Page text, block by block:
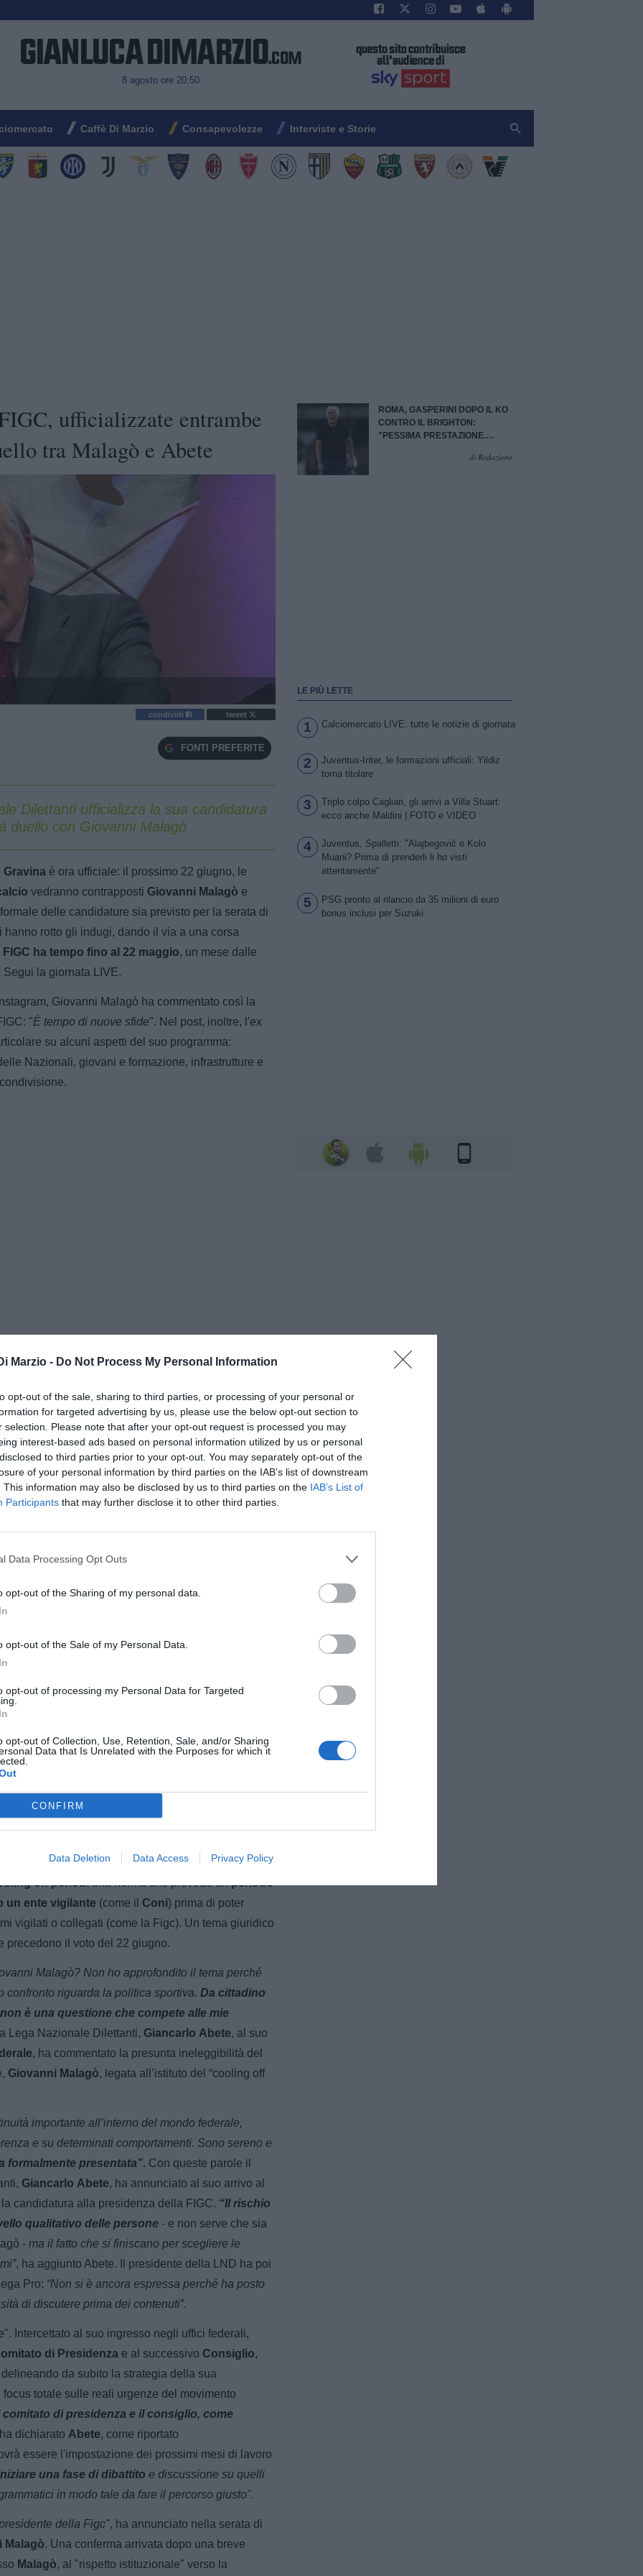
Marzio - Do Not Process My Personal Information
opt-out of the sale, sharing to third parties, or processing of your personal or
for targeted advertising by us, please use the below opt-out section to
selection. Please note that after your opt-out request is processed you may
interest-based ads based on personal information utilized by us or personal
to third parties prior to your opt-out. You may separately opt-out of the
of your personal information by third parties on the IAB’s list of downstream
This information may also be disclosed by us to third parties on the IAB’s List of
Participants that may further disclose it to other third parties.
Data Processing Opt Outs
opt-out of the Sharing of my personal data.
opt-out of the Sale of my Personal Data.
opt-out of processing my Personal Data for Targeted
opt-out of Collection, Use, Retention, Sale, and/or Sharing
Data that Is Unrelated with the Purposes for which it
CONFIRM
Data Deletion Data Access Privacy Policy
8 agosto ore 20:50
Caffè Di Marzio Consapevolezze Interviste e Storie
ufficializzate entrambe
tra Malagò e Abete
condividi tweet
FONTI PREFERITE
Dilettanti ufficializza la sua candidatura
duello con Giovanni Malagò
Gravina è ora ufficiale: il prossimo 22 giugno, le
vedranno contrapposti Giovanni Malagò e
delle candidature sia previsto per la serata di
rotto gli indugi, dando il via a una corsa
FIGC ha tempo fino al 22 maggio, un mese dalle
Segui la giornata LIVE.
Giovanni Malagò ha commentato così la
"È tempo di nuove sfide". Nel post, inoltre, l'ex
su alcuni aspetti del suo programma:
Nazionali, giovani e formazione, infrastrutture e
così dopo aver presentato la sua candidatura alla
forti, lavoro sui contenuti e sulla tutela delle
sereno e fiducioso
depositati anche i programmi che verranno resi
le candidature il 22 maggio.
I detrattori della sua candidatura hanno
off period: una norma che prevede unperiodo
un ente vigilante (come il Coni) prima di poter
vigilati o collegati (come la Figc). Un tema giuridico
precedono il voto del 22 giugno.
Malagò? Non ho approfondito il tema perché
confronto riguarda la politica sportiva. Da cittadino
è una questione che compete alle mie
Lega Nazionale Dilettanti, Giancarlo Abete, al suo
, ha commentato la presunta ineleggibilità del
Giovanni Malagò, legata all’istituto del “cooling off
importante all’interno del mondo federale,
e su determinati comportamenti. Sono sereno e
formalmente presentata”. Con queste parole il
Giancarlo Abete, ha annunciato al suo arrivo al
candidatura alla presidenza della FIGC. “Il rischio
qualitativo delle persone - e non serve che sia
- ma il fatto che si finiscano per scegliere le
, ha aggiunto Abete. Il presidente della LND ha poi
Pro: “Non si è ancora espressa perché ha posto
di discutere prima dei contenuti”.
Intercettato al suo ingresso negli uffici federali,
di Presidenza e al successivo Consiglio,
da subito la strategia della sua
totale sulle reali urgenze del movimento
di presidenza e il consiglio, come
dichiarato Abete, come riportato
essere l'impostazione dei prossimi mesi di lavoro
una fase di dibattito e discussione su quelli
in modo tale da fare il percorso giusto".
della Figc", ha annunciato nella serata di
Malagò. Una conferma arrivata dopo una breve
Malagò, al "rispetto istituzionale" verso la
ROMA, GASPERINI DOPO IL KO
CONTRO IL BRIGHTON:
"PESSIMA PRESTAZIONE.
di Redazione
LE PIÙ LETTE
1 Calciomercato LIVE: tutte le notizie di giornata
2
Juventus-Inter, le formazioni ufficiali: Yildiz
torna titolare
3
Triplo colpo Cagliari, gli arrivi a Villa Stuart:
ecco anche Maldini | FOTO e VIDEO
4
Juventus, Spalletti: "Alajbegović e Kolo
Muani? Prima di prenderli li ho visti
attentamente"
5
PSG pronto al rilancio da 35 milioni di euro
bonus inclusi per Suzuki